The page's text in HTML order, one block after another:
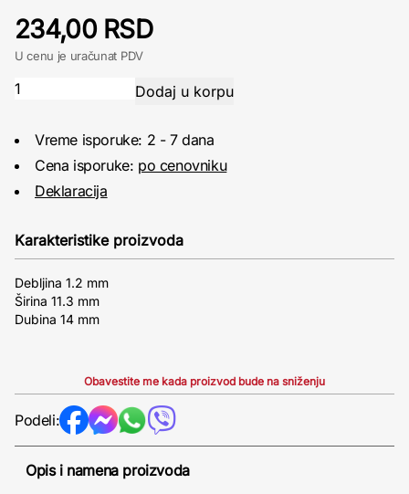
234,00 RSD
U cenu je uračunat PDV
Vreme isporuke: 2 - 7 dana
Cena isporuke: po cenovniku
Deklaracija
Karakteristike proizvoda
Debljina 1.2 mm
Širina 11.3 mm
Dubina 14 mm
Obavestite me kada proizvod bude na sniženju
Podeli:
Opis i namena proizvoda